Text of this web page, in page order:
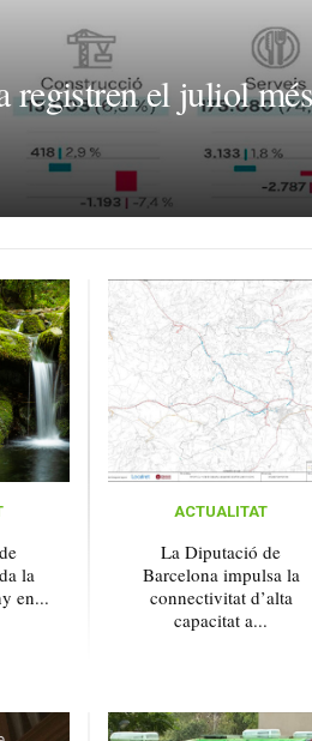
registren el juliol
la
en...
ACTUALITAT
La Diputació de
Barcelona impulsa la
connectivitat d’alta
capacitat a...